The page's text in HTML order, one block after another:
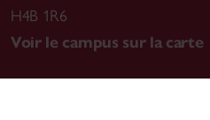
H4B 1R6
Voir le campus sur la carte